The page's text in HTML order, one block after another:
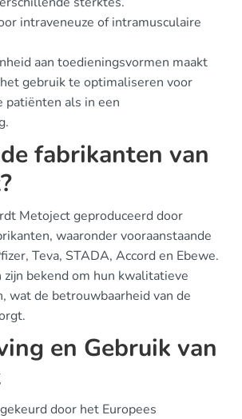
intraveneuze of intramusculaire
aan toedieningsvormen maakt
gebruik te optimaliseren voor
patiënten als in een
fabrikanten van
Metoject geproduceerd door
waaronder vooraanstaande
Teva, STADA, Accord en Ebewe.
zijn bekend om hun kwalitatieve
wat de betrouwbaarheid van de
en Gebruik van
door het Europees